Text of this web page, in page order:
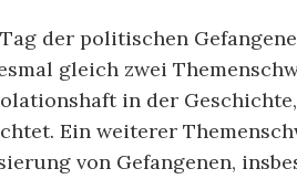
der politischen
gleich zwei
in der
Ein weiterer
von Gefangenen,